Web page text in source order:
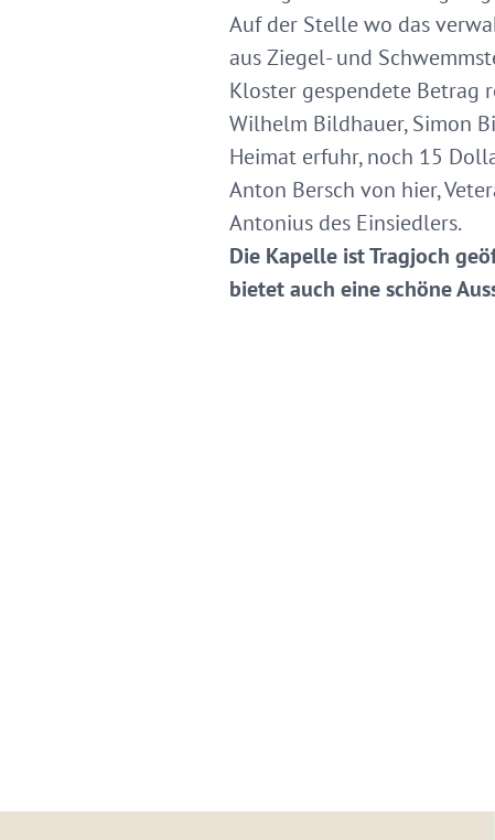
Auf der Stelle wo das
aus Ziegel- und
Kloster gespendete Betrag
Wilhelm Bildhauer, Simon
Heimat erfuhr, noch 15
Anton Bersch von hier,
Antonius des Einsiedlers.
Die Kapelle ist Tragjoch
bietet auch eine schöne